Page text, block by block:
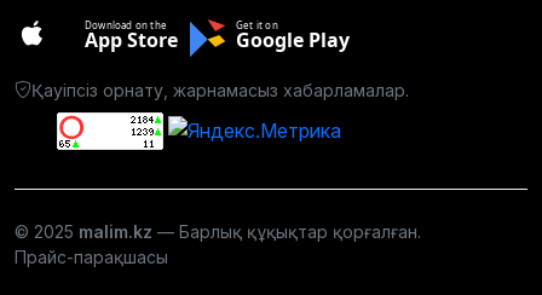
Download on the
App Store
Get it on
Google Play
Қауіпсіз орнату, жарнамасыз хабарламалар.
© 2025 malim.kz — Барлық құқықтар қорғалған.
Прайс-парақшасы